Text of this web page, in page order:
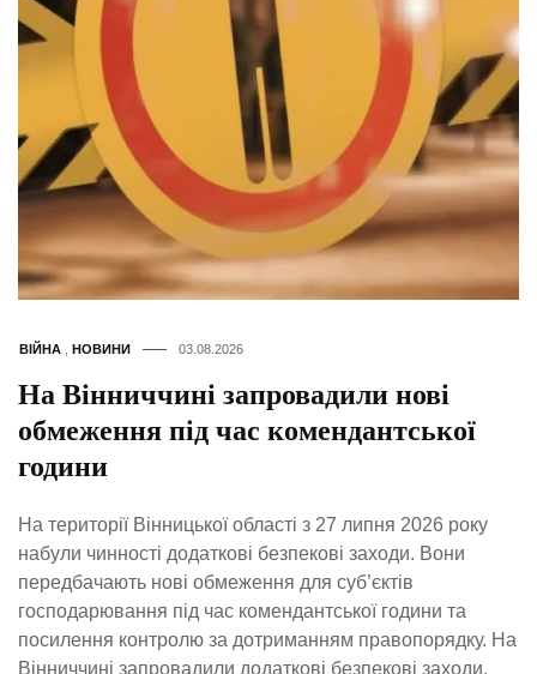
ВІЙНА НОВИНИ 03.08.2026
На Вінниччині запровадили нові
обмеження під час комендантської
години
На території Вінницької області з 27 липня 2026 року
набули чинності додаткові безпекові заходи. Вони
передбачають нові обмеження для суб’єктів
господарювання під час комендантської години та
посилення контролю за дотриманням правопорядку. На
Вінниччині запровадили додаткові безпекові заходи,